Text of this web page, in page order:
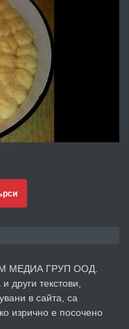
наем
Офис под наем в кв.
преди 3 дни
в гр. Хасково кв.
МЕДИА ГРУП ООД.
други текстови,
в сайта, са
изрично е посочено